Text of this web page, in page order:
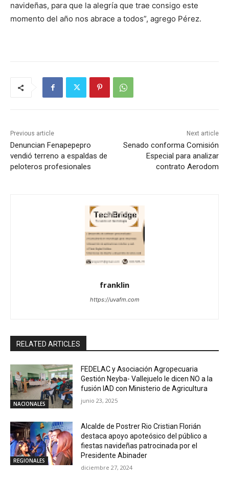
navideñas, para que la alegría que trae consigo este
momento del año nos abrace a todos”, agrego Pérez.
Previous article
Denuncian Fenapepepro
vendió terreno a espaldas de
peloteros profesionales
Next article
Senado conforma Comisión
Especial para analizar
contrato Aerodom
franklin
https://uvafm.com
RELATED ARTICLES
NACIONALES
FEDELAC y Asociación Agropecuaria
Gestión Neyba- Vallejuelo le dicen NO a la
fusión IAD con Ministerio de Agricultura
junio 23, 2025
REGIONALES
Alcalde de Postrer Rio Cristian Florián
destaca apoyo apoteósico del público a
fiestas navideñas patrocinada por el
Presidente Abinader
diciembre 27, 2024